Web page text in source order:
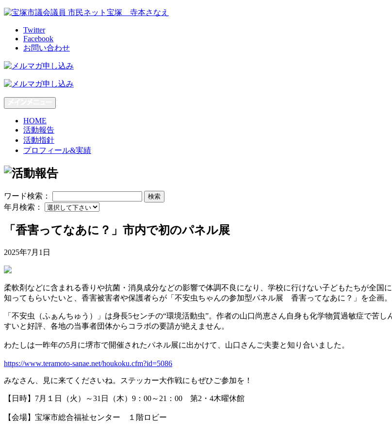
Skip
contentTwitter
Facebook
お問い合わせ
HOME
活動報告
活動指針
プロフィール&実績
ワード検索： 検索
年月検索：
「香害ってなあに？」市内で初のパネル展
2025年7月1日
柔軟剤などに含まれる香りや抗菌・消臭成分などの影響で体調不良になり、学校に行けない子どもたちが全国
知ってもらいたいと、香害被害者や保護者らが「不安虫ちゃんの参加型パネル展 香害ってなあに？」を企画
「不安虫（ふぁんちゅう）」は身長5センチの“環境活動虫”。作者の山口尚恵さん自身も化学物質過敏症で苦
すいと好評、各地の当事者団体からコラボの要請が絶えません。
わたしは一昨年の5月に堺市で開催されたパネル展に出かけて、山口さんご夫妻と知り合いました。
https://www.teramoto-sanae.net/houkoku.cfm?id=5086
みなさん、見に来てくださいね。ステッカー大作戦にもぜひご参加を！
【日時】7月１日（火）～31日（木）9：00～21：00 第2・4木曜休館
【会場】宝塚市総合福祉センター １階ロビー